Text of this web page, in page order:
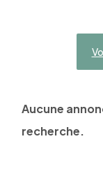
Aucune
recherche.